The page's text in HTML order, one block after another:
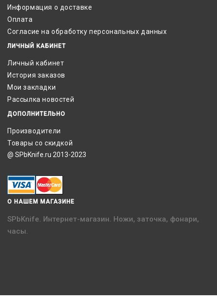
Информация о доставке
Оплата
Согласие на обработку персональных данных
ЛИЧНЫЙ КАБИНЕТ
Личный кабинет
История заказов
Мои закладки
Рассылка новостей
ДОПОЛНИТЕЛЬНО
Производители
Товары со скидкой
@ SPbKnife.ru 2013-2023
О НАШЕМ МАГАЗИНЕ
SPbKnife. Интернет-магазин. Ножи, заточка, фонари,
часы.